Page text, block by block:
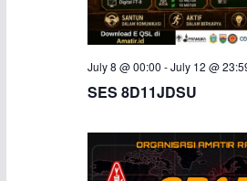
July 8 @ 00:00 -July 12 @
SES 8D11JDSU